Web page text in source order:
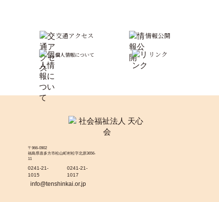
交通アクセス 情報公開
個人情報について リンク
〒966-0902
福島県喜多方市松山町村松字北原3656-
11
0241-21-
1015
0241-21-
1017
info@tenshinkai.or.jp